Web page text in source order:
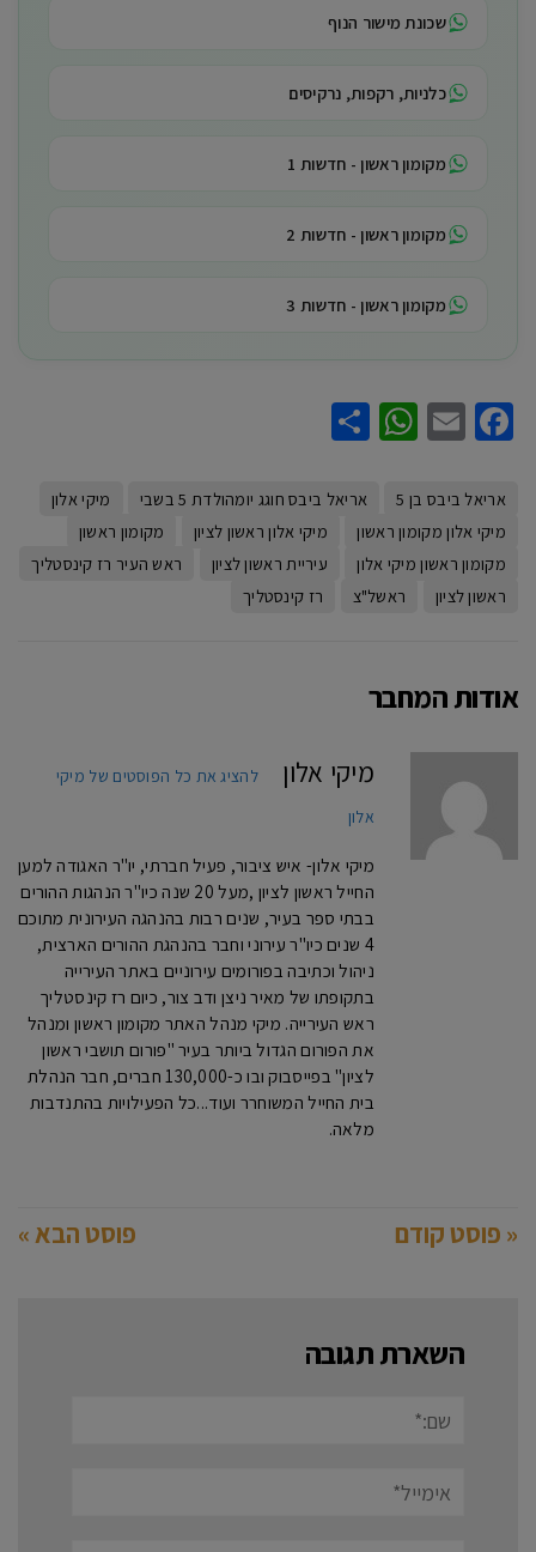
שכונת מישור הנוף
כלניות, רקפות, נרקיסים
מקומון ראשון - חדשות 1
מקומון ראשון - חדשות 2
מקומון ראשון - חדשות 3
Facebook
Email
WhatsApp
אריאל ביבס בן 5 אריאל ביבס חוגג יומהולדת 5 בשבי
מיקי אלון
מיקי אלון מקומון ראשון
מיקי אלון ראשון לציון
מקומון ראשון
מקומון ראשון מיקי אלון
עיריית ראשון לציון
ראש העיר רז קינסטליך
ראשון לציון
ראשל"צ רז קינסטליך
אודות המחבר
מיקי אלון
להציג את כל הפוסטים של מיקי
אלון
מיקי אלון- איש ציבור, פעיל חברתי, יו"ר האגודה למען
החייל ראשון לציון ,מעל 20 שנה כיו"ר הנהגות ההורים
בבתי ספר בעיר, שנים רבות בהנהגה העירונית מתוכם
4 שנים כיו"ר עירוני וחבר בהנהגת ההורים הארצית,
ניהול וכתיבה בפורומים עירוניים באתר העירייה
בתקופתו של מאיר ניצן ודב צור, כיום רז קינסטליך
ראש העירייה. מיקי מנהל האתר מקומון ראשון ומנהל
את הפורום הגדול ביותר בעיר "פורום תושבי ראשון
לציון" בפייסבוק ובו כ-130,000 חברים, חבר הנהלת
בית החייל המשוחרר ועוד...כל הפעילויות בהתנדבות
מלאה.
« פוסט קודם פוסט הבא »
השארת תגובה